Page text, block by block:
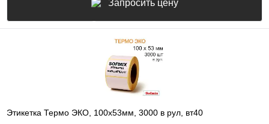
Запросить цену
Этикетка Термо ЭКО, 100х53мм, 3000 в рул, вт40